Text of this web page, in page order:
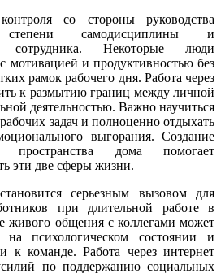
со стороны руководства
самодисциплины и
сотрудника. Некоторые люди
мотивацией и продуктивностью без
рамок рабочего дня. Работа через
к размытию границ между личной
деятельностью. Важно научиться
задач и полноценно отдыхать
выгорания. Создание
пространства дома помогает
эти две сферы жизни.
серьезным вызовом для
при длительной работе в
живого общения с коллегами может
на психологическом состоянии и
к команде. Работа через интернет
по поддержанию социальных